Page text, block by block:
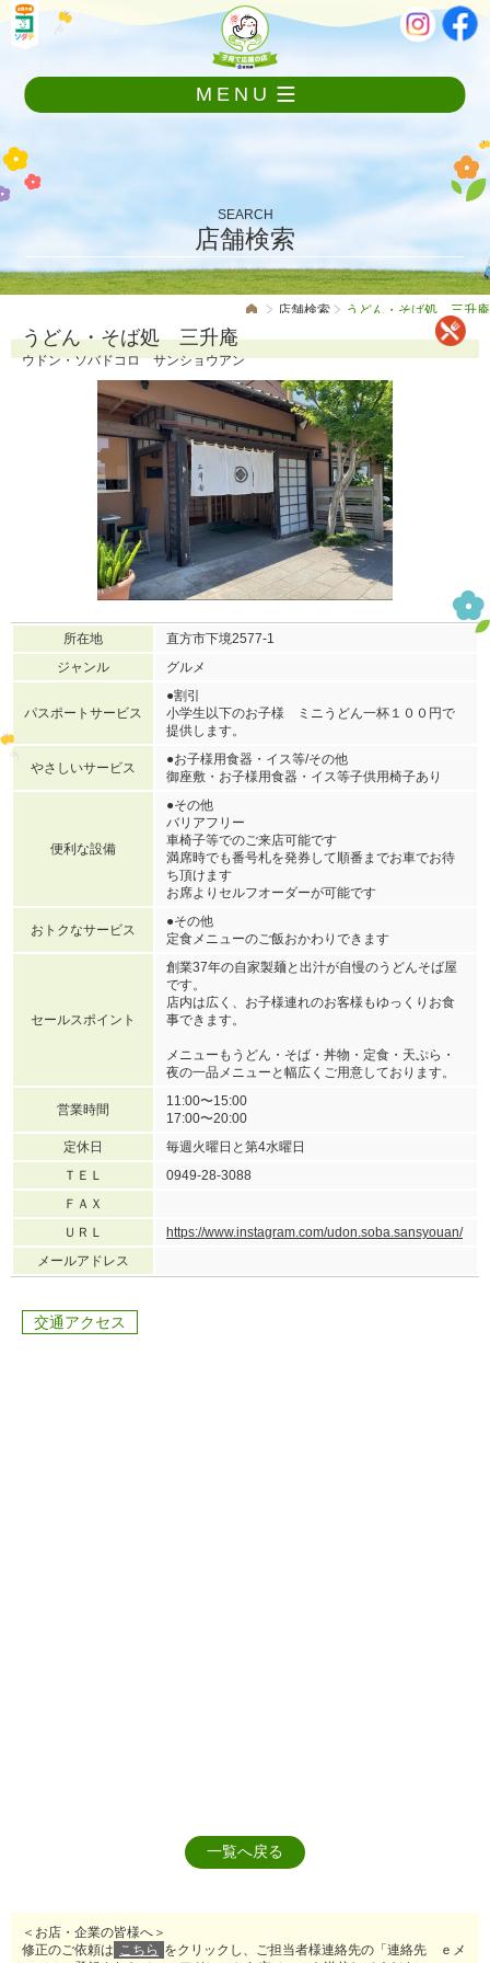
ニ
し
て
本
MENU
SEARCH
店舗検索
店舗検索 うどん・そば処 三升庵
うどん・そば処 三升庵
ウドン・ソバドコロ サンショウアン
所在地
直方市下境2577-1
ジャンル
グルメ
パスポートサービス
●割引
小学生以下のお子様 ミニうどん一杯１００円で
提供します。
やさしいサービス
●お子様用食器・イス等/その他
御座敷・お子様用食器・イス等子供用椅子あり
便利な設備
●その他
バリアフリー
車椅子等でのご来店可能です
満席時でも番号札を発券して順番までお車でお待
ち頂けます
お席よりセルフオーダーが可能です
おトクなサービス
●その他
定食メニューのご飯おかわりできます
セールスポイント
創業37年の自家製麺と出汁が自慢のうどんそば屋
です。
店内は広く、お子様連れのお客様もゆっくりお食
事できます。
メニューもうどん・そば・丼物・定食・天ぷら・
夜の一品メニューと幅広くご用意しております。
営業時間
11:00〜15:00
17:00〜20:00
定休日
毎週火曜日と第4水曜日
ＴＥＬ
0949-28-3088
ＦＡＸ
ＵＲＬ
https://www.instagram.com/udon.soba.sansyouan/
メールアドレス
交通アクセス
一覧へ戻る
＜お店・企業の皆様へ＞
修正のご依頼は こちら をクリックし、ご担当者様連絡先の「連絡先 ｅメ